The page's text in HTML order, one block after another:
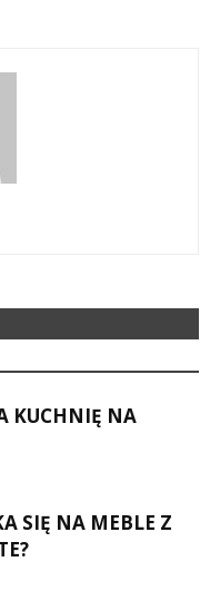
KUCHNIĘ NA
SIĘ NA MEBLE Z